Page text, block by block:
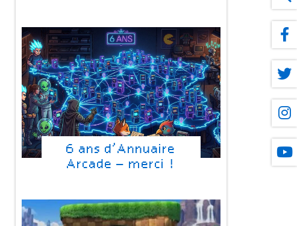
6 ans d’Annuaire
Arcade – merci !